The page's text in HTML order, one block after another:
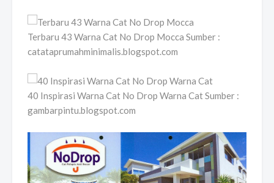
Terbaru 43 Warna Cat No Drop Mocca Sumber :
catataprumahminimalis.blogspot.com
40 Inspirasi Warna Cat No Drop Warna Cat Sumber :
gambarpintu.blogspot.com